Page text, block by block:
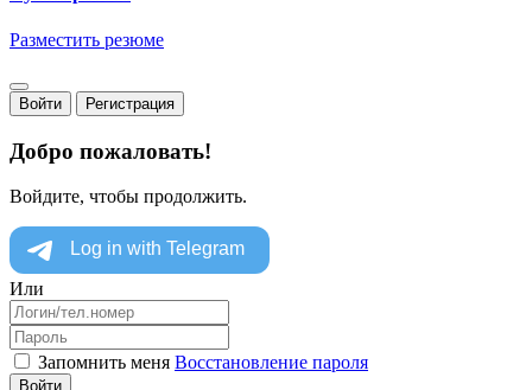
Разместить резюме
Войти Регистрация
Добро пожаловать!
Войдите, чтобы продолжить.
Или
Запомнить меня Восстановление пароля
Войти